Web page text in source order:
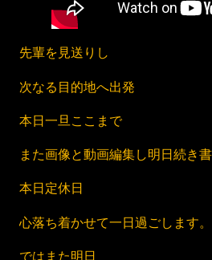
先輩を見送りし
次なる目的地へ出発
本日一旦ここまで
また画像と動画編集し明日続き書
本日定休日
心落ち着かせて一日過ごします。
ではまた明日